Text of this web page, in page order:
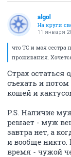
algol
На круги
11 января
что ТС и моя сестра
проживания.
Страх
съехать и
кошей и
P.S. Наличие
решает - муж
завтра нет, а
и вообще
время - чужой